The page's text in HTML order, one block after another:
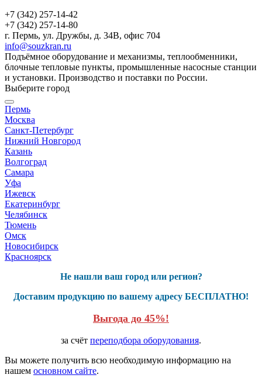
+7 (342) 257-14-42
+7 (342) 257-14-80
г. Пермь, ул. Дружбы, д. 34В, офис 704
info@souzkran.ru
Подъёмное оборудование и механизмы, теплообменники,
блочные тепловые пункты, промышленные насосные станции
и установки. Производство и поставки по России.
Выберите город
Пермь
Москва
Санкт-Петербург
Нижний Новгород
Казань
Волгоград
Самара
Уфа
Ижевск
Екатеринбург
Челябинск
Тюмень
Омск
Новосибирск
Красноярск
Не нашли ваш город или регион?
Доставим продукцию по вашему адресу БЕСПЛАТНО!
Выгода до 45%!
за счёт переподбора оборудования.
Вы можете получить всю необходимую информацию на
нашем основном сайте.